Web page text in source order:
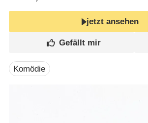
jetzt ansehen
Komödie